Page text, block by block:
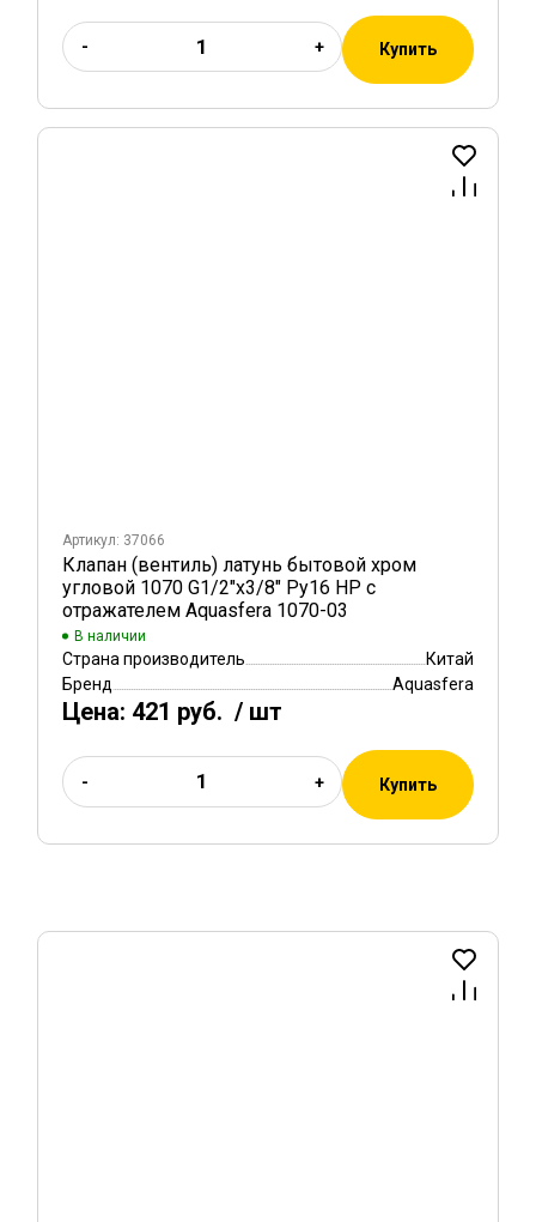
- + Купить
Артикул: 37066
Клапан (вентиль) латунь бытовой хром
угловой 1070 G1/2"х3/8" Ру16 НР с
отражателем Aquasfera 1070-03
В наличии
Страна производитель
Китай
Бренд
Aquasfera
Цена: 421 руб. / шт
- + Купить